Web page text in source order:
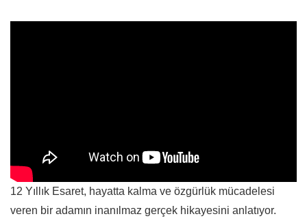
12 Yıllık Esaret, hayatta kalma ve özgürlük mücadelesi
veren bir adamın inanılmaz gerçek hikayesini anlatıyor.